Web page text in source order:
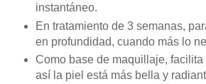
instantáneo.
En tratamiento de 3 semanas,
en profundidad, cuando más lo
Como base de maquillaje,
así la piel está más bella y